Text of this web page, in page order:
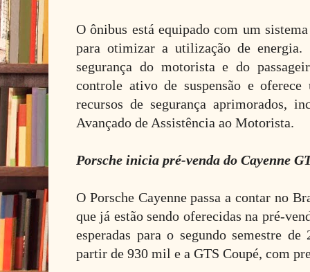
O ônibus está equipado com um
para otimizar a utilização de
segurança do motorista e do
controle ativo de suspensão e oferece
recursos de segurança aprimorados,
Avançado de Assistência ao Motorista.
Porsche inicia pré-venda do Cayenne
O Porsche Cayenne passa a contar no
que já estão sendo oferecidas na pré-
esperadas para o segundo semestre
partir de 930 mil e a GTS Coupé, com